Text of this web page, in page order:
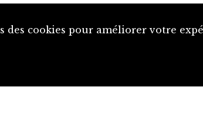
des cookies pour améliorer votre